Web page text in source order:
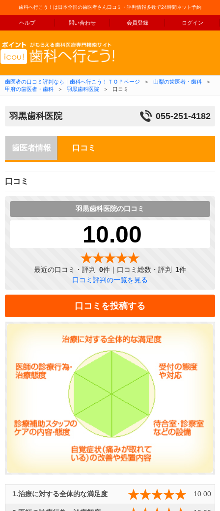
歯科へ行こう！は日本全国の歯医者さん口コミ・評判情報多数で24時間ネット予約
ヘルプ 問い合わせ 会員登録 ログイン
コンテンツへ移動
歯医者の口コミ評判なら｜歯科へ行こう！ＴＯＰページ ＞ 山梨の歯医者・歯科
＞
甲府の歯医者・歯科
＞ 羽黒歯科医院 ＞ 口コミ
羽黒歯科医院 055-251-4182
歯医者情報 口コミ
口コミ
羽黒歯科医院の口コミ
10.00
最近の口コミ・評判 0件｜口コミ総数・評判 1件
口コミ評判の一覧を見る
口コミを投稿する
1.治療に対する全体的な満足度 10.00